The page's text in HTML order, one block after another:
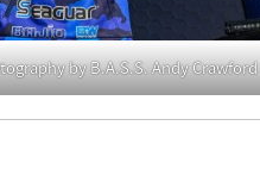
by B.A.S.S. Andy Crawford